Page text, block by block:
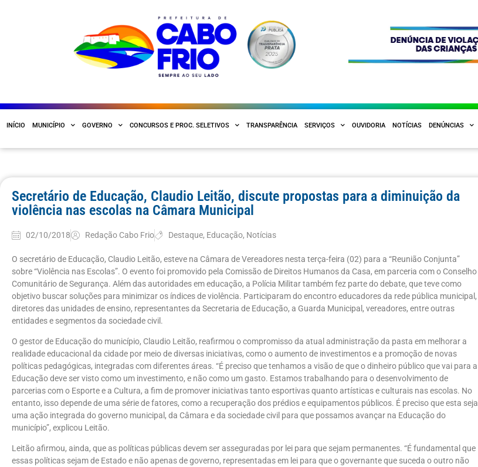
INÍCIO MUNICÍPIO GOVERNO CONCURSOS E PROC. SELETIVOS TRANSPARÊNCIA SERVIÇOS OUVIDORIA NOTÍCIAS DENÚNCIAS
Secretário de Educação, Claudio Leitão, discute propostas para a diminuição da
violência nas escolas na Câmara Municipal
02/10/2018 Redação Cabo Frio Destaque, Educação, Notícias
O secretário de Educação, Claudio Leitão, esteve na Câmara de Vereadores nesta terça-feira (02) para a “Reunião Conjunta”
sobre “Violência nas Escolas”. O evento foi promovido pela Comissão de Direitos Humanos da Casa, em parceria com o Conselho
Comunitário de Segurança. Além das autoridades em educação, a Polícia Militar também fez parte do debate, que teve como
objetivo buscar soluções para minimizar os índices de violência. Participaram do encontro educadores da rede pública municipal,
diretores das unidades de ensino, representantes da Secretaria de Educação, a Guarda Municipal, vereadores, entre outras
entidades e segmentos da sociedade civil.
O gestor de Educação do município, Claudio Leitão, reafirmou o compromisso da atual administração da pasta em melhorar a
realidade educacional da cidade por meio de diversas iniciativas, como o aumento de investimentos e a promoção de novas
políticas pedagógicas, integradas com diferentes áreas. “É preciso que tenhamos a visão de que o dinheiro público que vai para a
Educação deve ser visto como um investimento, e não como um gasto. Estamos trabalhando para o desenvolvimento de
parcerias com o Esporte e a Cultura, a fim de promover iniciativas tanto esportivas quanto artísticas e culturais nas escolas. No
entanto, isso depende de uma série de fatores, como a recuperação dos prédios e equipamentos públicos. É preciso que esta seja
uma ação integrada do governo municipal, da Câmara e da sociedade civil para que possamos avançar na Educação do
município”, explicou Leitão.
Leitão afirmou, ainda, que as políticas públicas devem ser asseguradas por lei para que sejam permanentes. “É fundamental que
essas políticas sejam de Estado e não apenas de governo, representadas em lei para que o governante que suceda o outro não